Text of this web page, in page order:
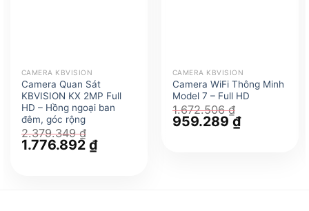
CAMERA KBVISION
Camera Quan Sát
KBVISION KX 2MP Full
HD – Hồng ngoại ban
đêm, góc rộng
2.379.349₫
Giá
1.776.892 ₫Giá
hiện
CAMERA KBVISION
Camera WiFi Thông Minh
Model 7 – Full HD
1.672.506₫
Giá
gốc
959.289₫Giá
hiện